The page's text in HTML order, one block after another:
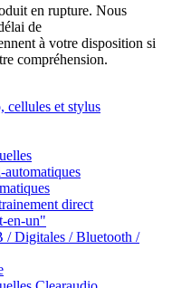
en rupture. Nous
de
à votre disposition si
compréhension.
cellules et stylus
automatiques
direct
en-un"
/ Digitales / Bluetooth /